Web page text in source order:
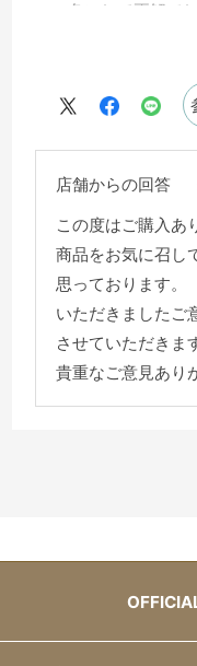
この色にして正解でし
ホ、目覚まし時計、
少し難点が、マット
ですが、すのこの板
マットレスが滑って
店舗からの回答
この度はご購入あ
商品をお気に召し
思っております。
いただきましたご
させていただきま
貴重なご意見あり